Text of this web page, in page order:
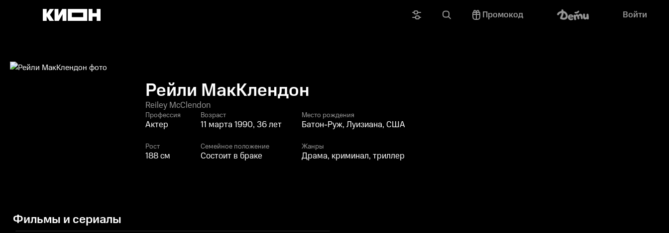
Промокод Войти
Рейли МакКлендон
Reiley McClendon
Профессия
Актер
Возраст
11 марта 1990, 36 лет
Место рождения
Батон-Руж, Луизиана, США
Рост
188 см
Семейное положение
Состоит в браке
Жанры
Драма, криминал, триллер
Фильмы и сериалы